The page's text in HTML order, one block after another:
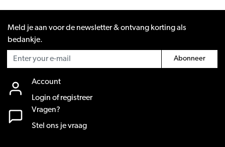
Meld je aan voor de newsletter & ontvang korting als
bedankje.
Abonneer
Account
Login of registreer
Vragen?
Stel ons je vraag